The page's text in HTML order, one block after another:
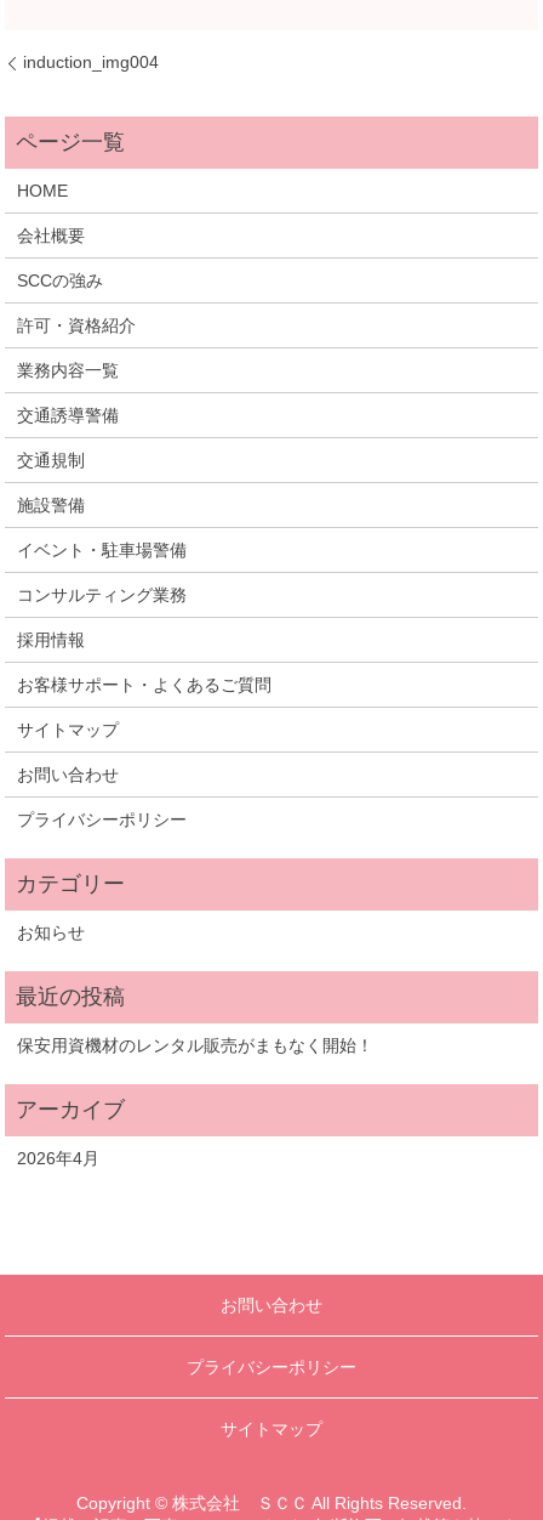
induction_img004
HOME
会社概要
SCCの強み
許可・資格紹介
業務内容一覧
交通誘導警備
交通規制
施設警備
イベント・駐車場警備
コンサルティング業務
採用情報
お客様サポート・よくあるご質問
サイトマップ
お問い合わせ
プライバシーポリシー
お知らせ
保安用資機材のレンタル販売がまもなく開始！
2026年4月
お問い合わせ
プライバシーポリシー
サイトマップ
Copyright © 株式会社 ＳＣＣ All Rights Reserved.